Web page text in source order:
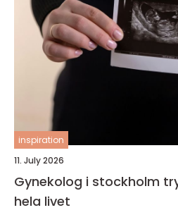
inspiration
11. July 2026
Gynekolog i stockholm trygg vård genom
hela livet